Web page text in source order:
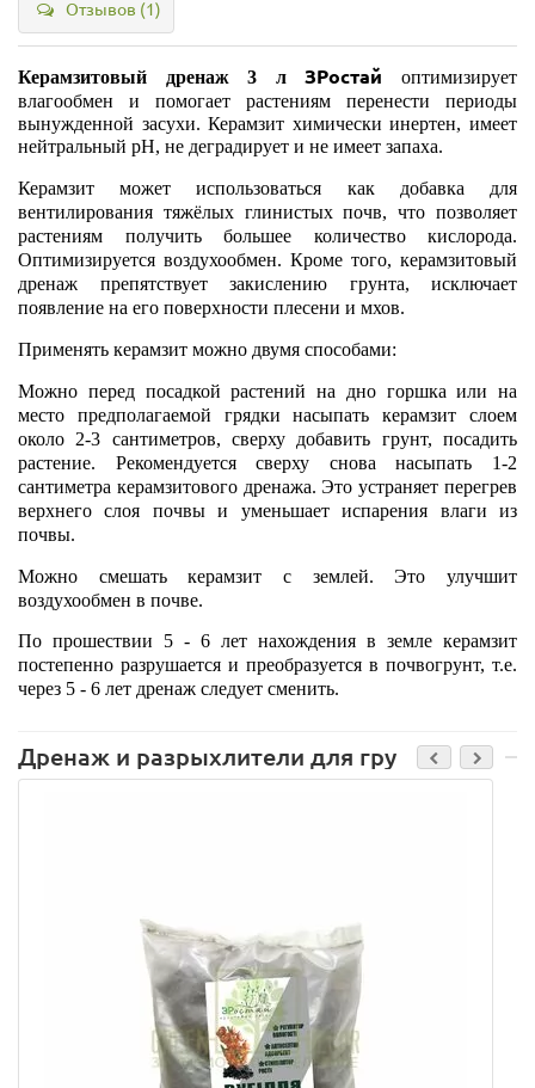
Отзывов (1)
Керамзитовый дренаж 3 лЗРостай
оптимизирует
влагообмен и помогает растениям перенести периоды
вынужденной засухи. Керамзит химически инертен, имеет
нейтральный pH, не деградирует и не имеет запаха.
Керамзит может использоваться как добавка для
вентилирования тяжёлых глинистых почв, что позволяет
растениям получить большее количество кислорода.
Оптимизируется воздухообмен. Кроме того, керамзитовый
дренаж препятствует закислению грунта, исключает
появление на его поверхности плесени и мхов.
Применять керамзит можно двумя способами:
Можно перед посадкой растений на дно горшка или на
место предполагаемой грядки насыпать керамзит слоем
около 2-3 сантиметров, сверху добавить грунт, посадить
растение. Рекомендуется сверху снова насыпать 1-2
сантиметра керамзитового дренажа. Это устраняет перегрев
верхнего слоя почвы и уменьшает испарения влаги из
почвы.
Можно смешать керамзит с землей. Это улучшит
воздухообмен в почве.
По прошествии 5 - 6 лет нахождения в земле керамзит
постепенно разрушается и преобразуется в почвогрунт, т.е.
через 5 - 6 лет дренаж следует сменить.
Дренаж и разрыхлители для грунта